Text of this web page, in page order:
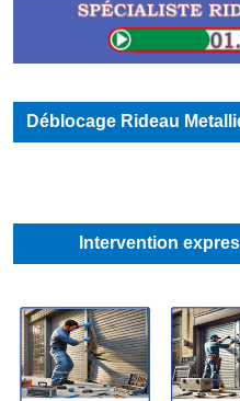
Déblocage Rideau
Intervention